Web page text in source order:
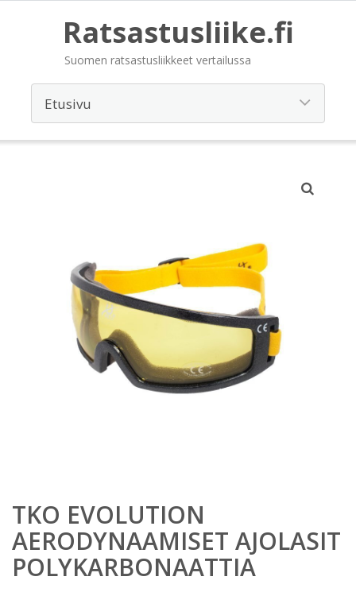
Ratsastusliike.fi
Suomen ratsastusliikkeet vertailussa
TKO EVOLUTION
AERODYNAAMISET AJOLASIT
POLYKARBONAATTIA